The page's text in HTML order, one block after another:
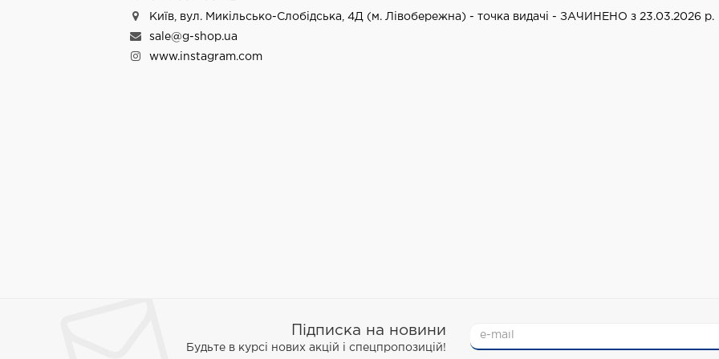
Київ, вул. Микільсько-Слобідська, 4Д (м. Лівобережна) - точка видачі - ЗАЧИНЕНО з 23.03.2026 р.
sale@g-shop.ua
www.instagram.com
Підписка на новини
Будьте в курсі нових акцій і спецпропозицій!